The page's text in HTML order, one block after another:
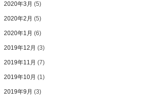
2020年3月 (5)
2020年2月 (5)
2020年1月 (6)
2019年12月 (3)
2019年11月 (7)
2019年10月 (1)
2019年9月 (3)